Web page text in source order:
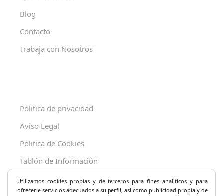
Blog
Contacto
Trabaja con Nosotros
Politica de privacidad
Aviso Legal
Politica de Cookies
Tablón de Información
Decreto 625/2019
Utilizamos cookies propias y de terceros para fines analíticos y para
ofrecerle servicios adecuados a su perfil, así como publicidad propia y de